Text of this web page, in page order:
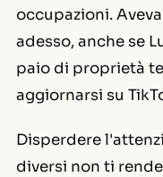
occupazioni.
adesso, anche se
paio di proprietà
aggiornarsi su
Disperdere
diversi non ti